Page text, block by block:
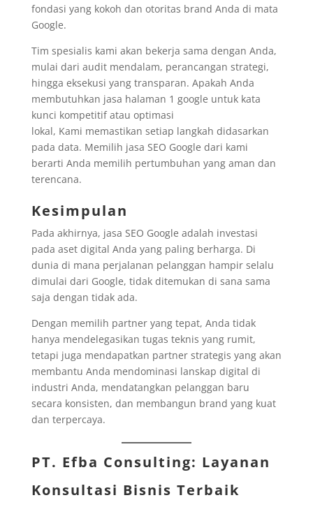
fondasi yang kokoh dan otoritas brand Anda di mata
Google.
Tim spesialis kami akan bekerja sama dengan Anda,
mulai dari audit mendalam, perancangan strategi,
hingga eksekusi yang transparan. Apakah Anda
membutuhkan jasa halaman 1 google untuk kata
kunci kompetitif atau optimasi
lokal, Kami memastikan setiap langkah didasarkan
pada data. Memilih jasa SEO Google dari kami
berarti Anda memilih pertumbuhan yang aman dan
terencana.
Kesimpulan
Pada akhirnya, jasa SEO Google adalah investasi
pada aset digital Anda yang paling berharga. Di
dunia di mana perjalanan pelanggan hampir selalu
dimulai dari Google, tidak ditemukan di sana sama
saja dengan tidak ada.
Dengan memilih partner yang tepat, Anda tidak
hanya mendelegasikan tugas teknis yang rumit,
tetapi juga mendapatkan partner strategis yang akan
membantu Anda mendominasi lanskap digital di
industri Anda, mendatangkan pelanggan baru
secara konsisten, dan membangun brand yang kuat
dan terpercaya.
PT. Efba Consulting: Layanan
Konsultasi Bisnis Terbaik